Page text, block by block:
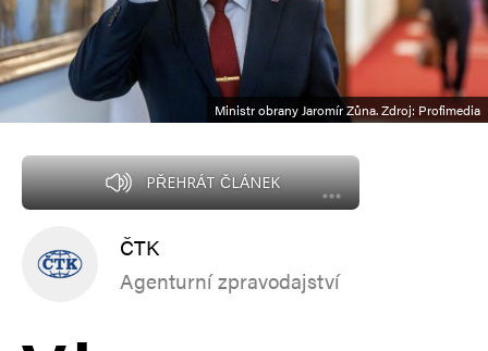
Ministr obrany Jaromír Zůna. Zdroj: Profimedia
PŘEHRÁT ČLÁNEK
ČTK
Agenturní zpravodajství